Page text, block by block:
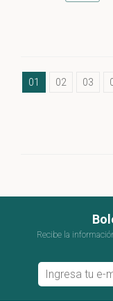
01 02 03
Recibe la